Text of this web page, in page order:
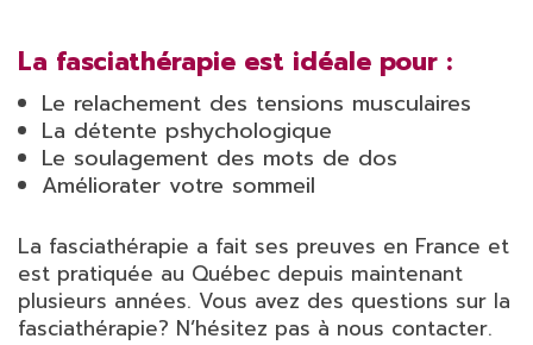
La fasciathérapie est idéale pour :
Le relachement des tensions musculaires
La détente pshychologique
Le soulagement des mots de dos
Améliorater votre sommeil
La fasciathérapie a fait ses preuves en France et
est pratiquée au Québec depuis maintenant
plusieurs années. Vous avez des questions sur la
fasciathérapie? N’hésitez pas à nous contacter.